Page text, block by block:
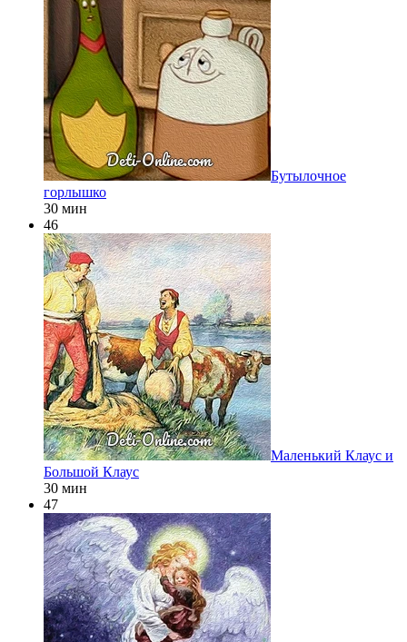
Бутылочное
горлышко
30 мин
46
Маленький Клаус и
Большой Клаус
30 мин
47